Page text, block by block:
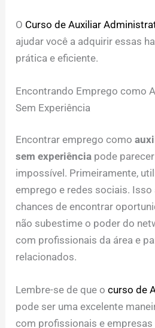
O Curso de Auxiliar
ajudar você a adquirir essas
prática e eficiente.
Encontrando Emprego como
Sem Experiência
Encontrar emprego como
sem experiência pode
impossível. Primeiramente,
emprego e redes sociais. Isso
chances de encontrar
não subestime o poder do
com profissionais da área e
relacionados.
Lembre-se de que ocurso de
pode ser uma excelente
com profissionais e empresas